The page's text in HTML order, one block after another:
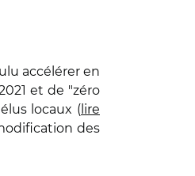
accélérer en
et de "zéro
locaux ( lire
des